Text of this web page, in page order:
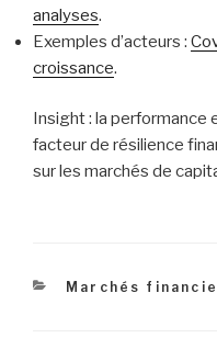
analyses.
Exemples d’acteurs :
croissance.
Insight : la
facteur de résilience
sur les marchés de
Catégories
Marchés